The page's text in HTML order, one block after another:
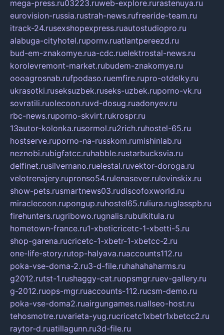
mega-press.ru03223.ruweb-explore.rurastenuya.ru
eurovision-russia.rustrah-news.rufreeride-team.ru
itrack-24.rusexshopexpress.ruautostudiopro.ru
alabuga-cityhotel.rupornv.ruatlantpereezd.ru
bud-em-znakomye.rua-cdc.ruelektrostal-news.ru
korolevremont-market.rubudem-znakomye.ru
oooagrosnab.rufpodaso.ruemfire.rupro-otdelky.ru
ukrasotki.ruseksuzbek.ruseks-uzbek.ruporno-vk.ru
sovratili.ruolecoon.ruvd-dosug.ruadonyev.ru
rbc-news.ruporno-skvirt.rukrospr.ru
13autor-kolonka.rusormol.ru2rich.ruhostel-65.ru
hostserve.ruporno-na-russkom.rumishinlab.ru
neznobi.rubigfatcc.ruhabble.rustarbucksvia.ru
delfinet.rusilvernano.ruelestal.ruvektor-doroga.ru
velotrenajery.rupronso54.rulenasever.rulovinskix.ru
show-pets.rusmartnews03.rudiscofoxworld.ru
miraclecoon.rupongup.ruhostel65.ruliura.ruglasspb.ru
firehunters.rugribowo.rugnalis.rubulkitula.ru
hometown-france.ru1-xbeticricetc-1-xbetti-5.ru
shop-garena.rucricetc-1-xbetr-1-xbetcc-2.ru
one-life-story.rutop-halyava.ruaccounts112.ru
poka-vse-doma-2.ru3-d-file.ruhahahaharms.ru
g2012.rutst-1.rushaggy-cat.ruopsmgr.ruev-gallery.ru
g-2012.ruops-mgr.ruaccounts-112.rucsm-demo.ru
poka-vse-doma2.ruairgungames.ruallseo-host.ru
tehosmotre.ruvarieta-yug.rucricetc1xbetr1xbetcc2.ru
raytor-d.ruatillagunn.ru3d-file.ru